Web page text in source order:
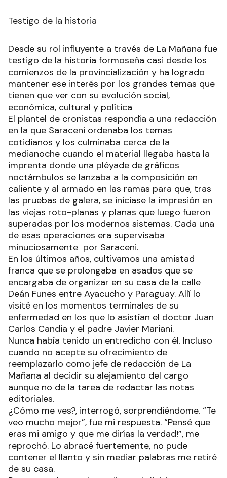
Testigo de la historia
Desde su rol influyente a través de La Mañana fue
testigo de la historia formoseña casi desde los
comienzos de la provincialización y ha logrado
mantener ese interés por los grandes temas que
tienen que ver con su evolución social,
económica, cultural y política
El plantel de cronistas respondía a una redacción
en la que Saraceni ordenaba los temas
cotidianos y los culminaba cerca de la
medianoche cuando el material llegaba hasta la
imprenta donde una pléyade de gráficos
noctámbulos se lanzaba a la composición en
caliente y al armado en las ramas para que, tras
las pruebas de galera, se iniciase la impresión en
las viejas roto-planas y planas que luego fueron
superadas por los modernos sistemas. Cada una
de esas operaciones era supervisaba
minuciosamente por Saraceni.
En los últimos años, cultivamos una amistad
franca que se prolongaba en asados que se
encargaba de organizar en su casa de la calle
Deán Funes entre Ayacucho y Paraguay. Allí lo
visité en los momentos terminales de su
enfermedad en los que lo asistían el doctor Juan
Carlos Candia y el padre Javier Mariani.
Nunca había tenido un entredicho con él. Incluso
cuando no acepte su ofrecimiento de
reemplazarlo como jefe de redacción de La
Mañana al decidir su alejamiento del cargo
aunque no de la tarea de redactar las notas
editoriales.
¿Cómo me ves?, interrogó, sorprendiéndome. “Te
veo mucho mejor”, fue mi respuesta. “Pensé que
eras mi amigo y que me dirías la verdad!”, me
reprochó. Lo abracé fuertemente, no pude
contener el llanto y sin mediar palabras me retiré
de su casa.